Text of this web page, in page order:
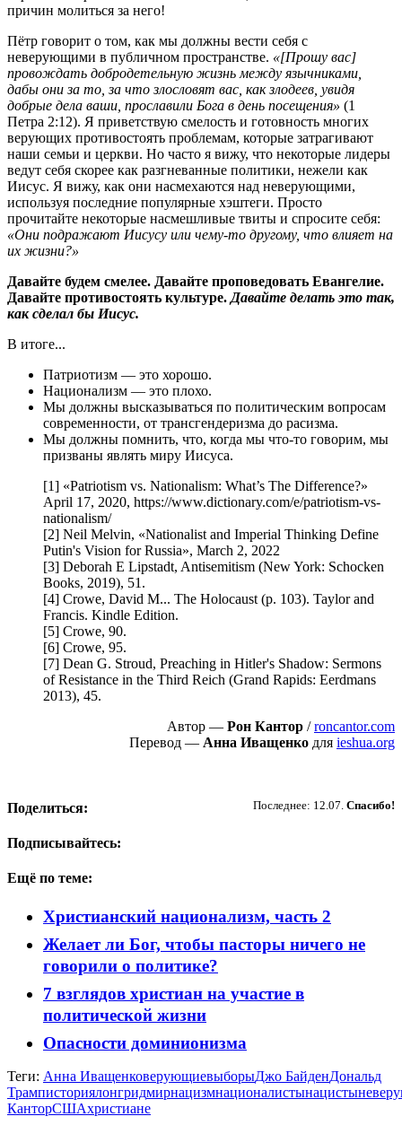
причин молиться за него!
Пётр говорит о том, как мы должны вести себя с
неверующими в публичном пространстве. «[Прошу вас]
провождать добродетельную жизнь между язычниками,
дабы они за то, за что злословят вас, как злодеев, увидя
добрые дела ваши, прославили Бога в день посещения» (1
Петра 2:12). Я приветствую смелость и готовность многих
верующих противостоять проблемам, которые затрагивают
наши семьи и церкви. Но часто я вижу, что некоторые лидеры
ведут себя скорее как разгневанные политики, нежели как
Иисус. Я вижу, как они насмехаются над неверующими,
используя последние популярные хэштеги. Просто
прочитайте некоторые насмешливые твиты и спросите себя:
«Они подражают Иисусу или чему-то другому, что влияет на
их жизни?»
Давайте будем смелее. Давайте проповедовать Евангелие.
Давайте противостоять культуре. Давайте делать это так,
как сделал бы Иисус.
В итоге...
Патриотизм — это хорошо.
Национализм — это плохо.
Мы должны высказываться по политическим вопросам
современности, от трансгендеризма до расизма.
Мы должны помнить, что, когда мы что-то говорим, мы
призваны являть миру Иисуса.
[1] «Patriotism vs. Nationalism: What’s The Difference?»
April 17, 2020, https://www.dictionary.com/e/patriotism-vs-
nationalism/
[2] Neil Melvin, «Nationalist and Imperial Thinking Define
Putin's Vision for Russia», March 2, 2022
[3] Deborah E Lipstadt, Antisemitism (New York: Schocken
Books, 2019), 51.
[4] Crowe, David M... The Holocaust (p. 103). Taylor and
Francis. Kindle Edition.
[5] Crowe, 90.
[6] Crowe, 95.
[7] Dean G. Stroud, Preaching in Hitler's Shadow: Sermons
of Resistance in the Third Reich (Grand Rapids: Eerdmans
2013), 45.
Автор — Рон Кантор /roncantor.com
Перевод — Анна Иващенко для ieshua.org
Последнее: 12.07. Спасибо!
Поделиться:
Подписывайтесь:
Ещё по теме:
Христианский национализм, часть 2
Желает ли Бог, чтобы пасторы ничего не
говорили о политике?
7 взглядов христиан на участие в
политической жизни
Опасности доминионизма
Теги: Анна ИващенковерующиевыборыДжо БайденДональд
Трамписториялонгридмирнацизмнационалистынацисты
КанторСШАхристиане